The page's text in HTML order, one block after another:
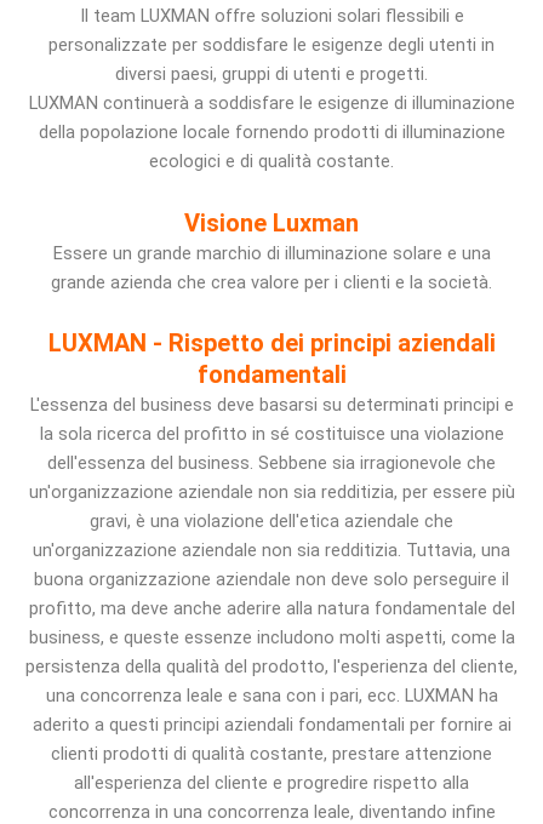
Il team LUXMAN offre soluzioni solari flessibili e
personalizzate per soddisfare le esigenze degli utenti in
diversi paesi, gruppi di utenti e progetti.
LUXMAN continuerà a soddisfare le esigenze di illuminazione
della popolazione locale fornendo prodotti di illuminazione
ecologici e di qualità costante.
Visione Luxman
Essere un grande marchio di illuminazione solare e una
grande azienda che crea valore per i clienti e la società.
LUXMAN - Rispetto dei principi aziendali
fondamentali
L'essenza del business deve basarsi su determinati principi e
la sola ricerca del profitto in sé costituisce una violazione
dell'essenza del business. Sebbene sia irragionevole che
un'organizzazione aziendale non sia redditizia, per essere più
gravi, è una violazione dell'etica aziendale che
un'organizzazione aziendale non sia redditizia. Tuttavia, una
buona organizzazione aziendale non deve solo perseguire il
profitto, ma deve anche aderire alla natura fondamentale del
business, e queste essenze includono molti aspetti, come la
persistenza della qualità del prodotto, l'esperienza del cliente,
una concorrenza leale e sana con i pari, ecc. LUXMAN ha
aderito a questi principi aziendali fondamentali per fornire ai
clienti prodotti di qualità costante, prestare attenzione
all'esperienza del cliente e progredire rispetto alla
concorrenza in una concorrenza leale, diventando infine